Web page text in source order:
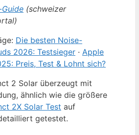
(schweizer
Die besten Noise-
2026: Testsieger · Apple
Preis, Test & Lohnt sich?
2 Solar überzeugt mit
ähnlich wie die größere
2X Solar Test auf
getestet.